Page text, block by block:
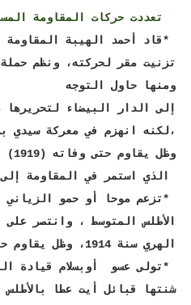
تعددت حركات المقاومة
*قاد أحمد الهيبة المقاومة
تزنيت مقر لحركته، ونظم
ومنها حاول التوجه
إلى الدار البيضاء لتحريرها
،لكنه انهزم في معركة سيدي
الذي استمر في المقاومة إلى
*تزعم موحا أو حمو الزياني
الأطلس المتوسط ، وانتصر
الهري سنة 1914، وظل يقاوم حتى استشهاده سنة 1921 .
*تولى عسو أوبسلام قيادة
شنتها قبائل أيت عطا